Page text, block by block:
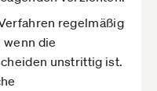
regelmäßig
wenn die
unstrittig ist.